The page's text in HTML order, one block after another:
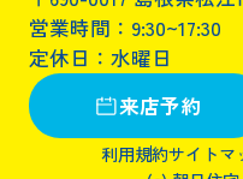
営業時間：9:30~17:30
定休日：水曜日
来店予約
利用規約サイトマ